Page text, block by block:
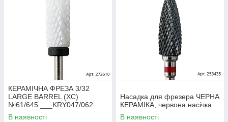
КЕРАМІЧНА ФРЕЗА 3/32
LARGE BARREL (XC)
№61/645 ___KRY047/062
(645)
В наявності
Насадка для фрезера ЧЕРНА
КЕРАМІКА, червона насічка
В наявності